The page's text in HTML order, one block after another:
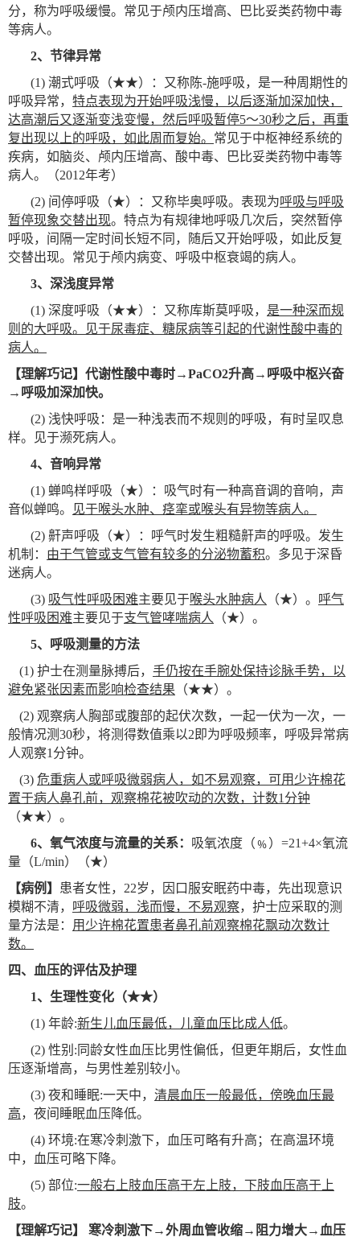
分，称为呼吸缓慢。常见于颅内压增高、巴比妥类药物中毒
等病人。
2、节律异常
(1) 潮式呼吸（★★）：又称陈-施呼吸，是一种周期性的
呼吸异常， 特点表现为开始呼吸浅慢，以后逐渐加深加快，
达高潮后又逐渐变浅变慢，然后呼吸暂停5～30秒之后，再重
复出现以上的呼吸，如此周而复始。 常见于中枢神经系统的
疾病，如脑炎、颅内压增高、酸中毒、巴比妥类药物中毒等
病人。（2012年考）
(2) 间停呼吸（★）：又称毕奥呼吸。表现为呼吸与呼吸
暂停现象交替出现。特点为有规律地呼吸几次后，突然暂停
呼吸，间隔一定时间长短不同，随后又开始呼吸，如此反复
交替出现。常见于颅内病变、呼吸中枢衰竭的病人。
3、深浅度异常
(1) 深度呼吸（★★）：又称库斯莫呼吸， 是一种深而规
则的大呼吸。见于尿毒症、糖尿病等引起的代谢性酸中毒的
病人。
【理解巧记】 代谢性酸中毒时→PaCO2升高→呼吸中枢兴奋
→呼吸加深加快。
(2) 浅快呼吸：是一种浅表而不规则的呼吸，有时呈叹息
样。见于濒死病人。
4、音响异常
(1) 蝉鸣样呼吸（★）：吸气时有一种高音调的音响，声
音似蝉鸣。
见于喉头水肿、痉挛或喉头有异物等病人。
(2) 鼾声呼吸（★）：呼气时发生粗糙鼾声的呼吸。发生
机制： 由于气管或支气管有较多的分泌物蓄积。多见于深昏
迷病人。
(3) 吸气性呼吸困难主要见于喉头水肿病人 （★）。
呼气
性呼吸困难主要见于支气管哮喘病人
（★）。
5、呼吸测量的方法
(1) 护士在测量脉搏后， 手仍按在手腕处保持诊脉手势，以
避免紧张因素而影响检查结果 （★★）。
(2) 观察病人胸部或腹部的起伏次数，一起一伏为一次，一
般情况测30秒，将测得数值乘以2即为呼吸频率，呼吸异常病
人观察1分钟。
(3) 危重病人或呼吸微弱病人，如不易观察，可用少许棉花
置于病人鼻孔前，观察棉花被吹动的次数，计数1分钟
（★★）。
6、氧气浓度与流量的关系： 吸氧浓度（﹪）=21+4×氧流
量（L/min）（★）
【病例】
患者女性，22岁，因口服安眠药中毒，先出现意识
模糊不清，
呼吸微弱，浅而慢，不易观察，护士应采取的测
量方法是： 用少许棉花置患者鼻孔前观察棉花飘动次数计
数。
四、血压的评估及护理
1、生理性变化（★★）
(1) 年龄:新生儿血压最低，儿童血压比成人低。
(2) 性别:同龄女性血压比男性偏低，但更年期后，女性血
压逐渐增高，与男性差别较小。
(3) 夜和睡眠:一天中， 清晨血压一般最低，傍晚血压最
高，夜间睡眠血压降低。
(4) 环境:在寒冷刺激下，血压可略有升高；在高温环境
中，血压可略下降。
(5) 部位:一般右上肢血压高于左上肢， 下肢血压高于上
肢。
【理解巧记】 寒冷刺激下→外周血管收缩→ 阻力增大→ 血压